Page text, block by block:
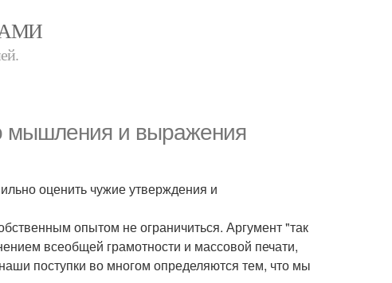
мышления и выражения
оценить чужие утверждения и
опытом не ограничиться. Аргумент "так
всеобщей грамотности и массовой печати,
поступки во многом определяются тем, что мы